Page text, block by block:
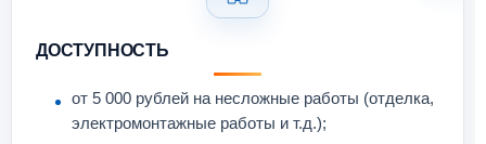
ДОСТУПНОСТЬ
от 5 000 рублей на несложные работы (отделка,
электромонтажные работы и т.д.);